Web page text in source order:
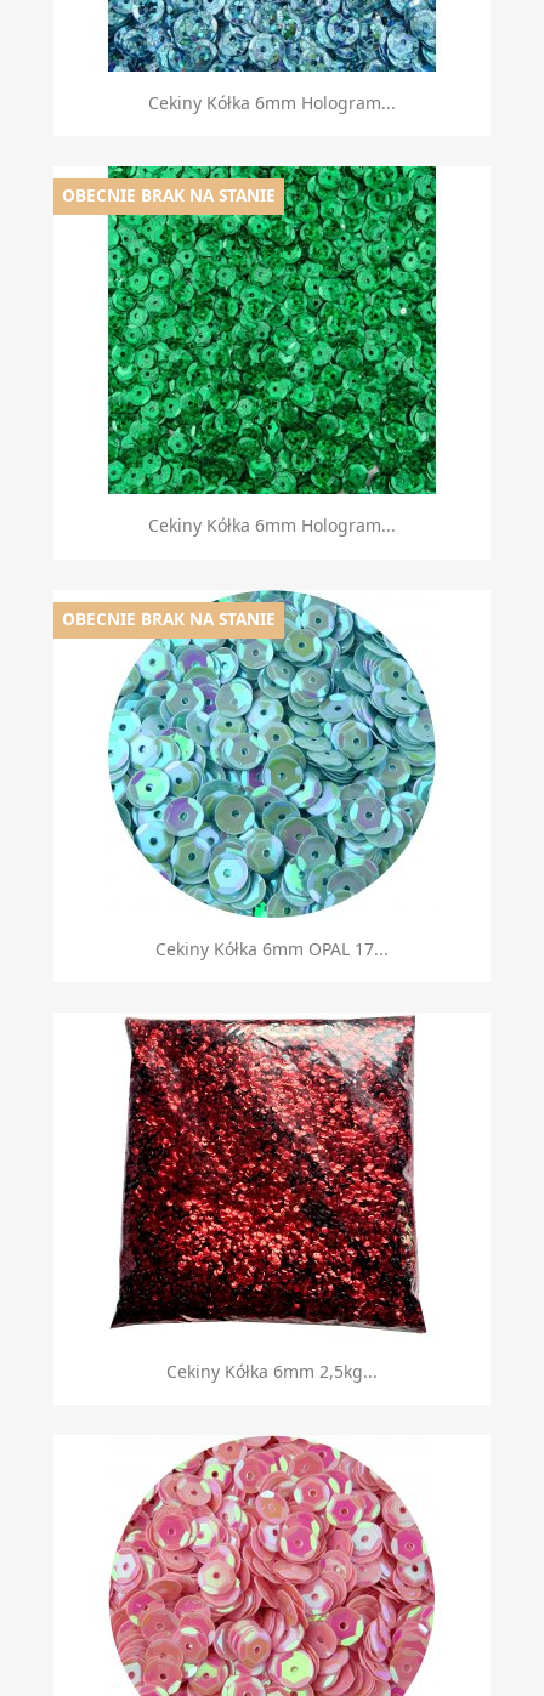
Cekiny Kółka 6mm Hologram...
Cekiny Kółka 6mm Hologram...
OBECNIE BRAK NA STANIE
Cekiny Kółka 6mm OPAL 17...
OBECNIE BRAK NA STANIE
Cekiny Kółka 6mm 2,5kg...